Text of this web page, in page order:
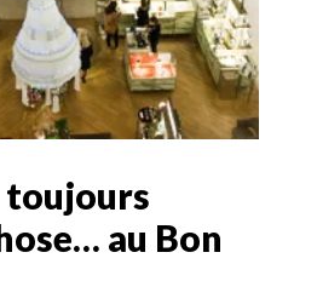
toujours
au Bon